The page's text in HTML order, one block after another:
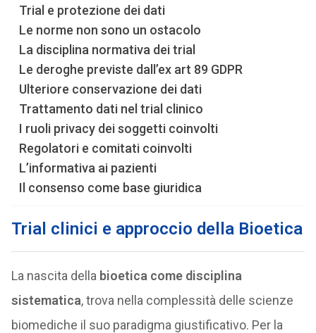
Trial e protezione dei dati
Le norme non sono un ostacolo
La disciplina normativa dei trial
Le deroghe previste dall’ex art 89 GDPR
Ulteriore conservazione dei dati
Trattamento dati nel trial clinico
I ruoli privacy dei soggetti coinvolti
Regolatori e comitati coinvolti
L’informativa ai pazienti
Il consenso come base giuridica
Trial clinici e approccio della Bioetica
La nascita della bioetica come disciplina
sistematica, trova nella complessità delle scienze
biomediche il suo paradigma giustificativo. Per la